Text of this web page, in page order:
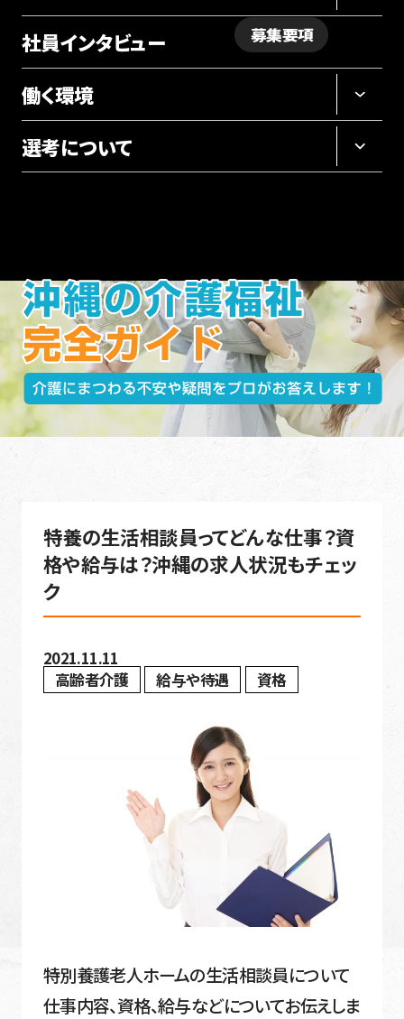
採用サイト
社員インタビュー
働く環境
選考について
募集要項
ホーム 沖縄の介護福祉完全ガイド
特養の生活相談員ってどんな仕事？資
格や給与は？沖縄の求人状況もチェッ
ク
2021.11.11
高齢者介護
給与や待遇 資格
特別養護老人ホームの生活相談員について
仕事内容、資格、給与などについてお伝えしま